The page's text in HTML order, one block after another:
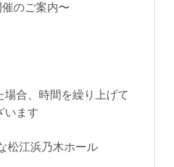
のご案内〜
合、時間を繰り上げて
います
松江浜乃木ホール